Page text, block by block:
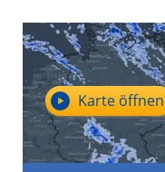
Karte öffnen